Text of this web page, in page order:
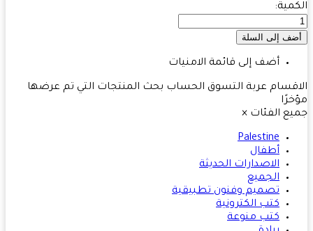
أضف إلى قائمة الامنيات
عربة التسوق الحساب بحث المنتجات التي تم عرضها
الفئات ×
Palestine
أطفال
الاصدارات الحديثة
الجميع
تصميم وفنون تطبيقية
كتب الكترونية
كتب منوعة